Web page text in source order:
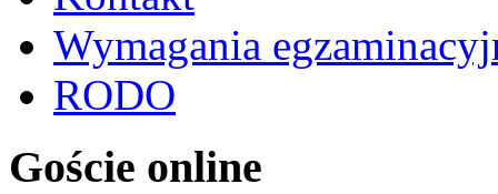
Wymagania
RODO
Goście online